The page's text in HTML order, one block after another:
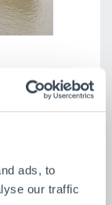
ads, to
our traffic